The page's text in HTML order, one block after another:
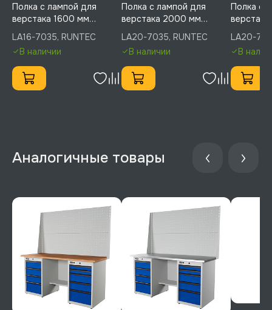
Полка с лампой для
верстака 1600 мм
(светло-серый), RUNTEC,
LA16-7035
LA16-7035, RUNTEC
В наличии
Полка с лампой для
верстака 2000 мм
(светло-серый), RUNTEC,
LA20-7035
LA20-7035, RUNTEC
В наличии
Полка с
LA20-
В